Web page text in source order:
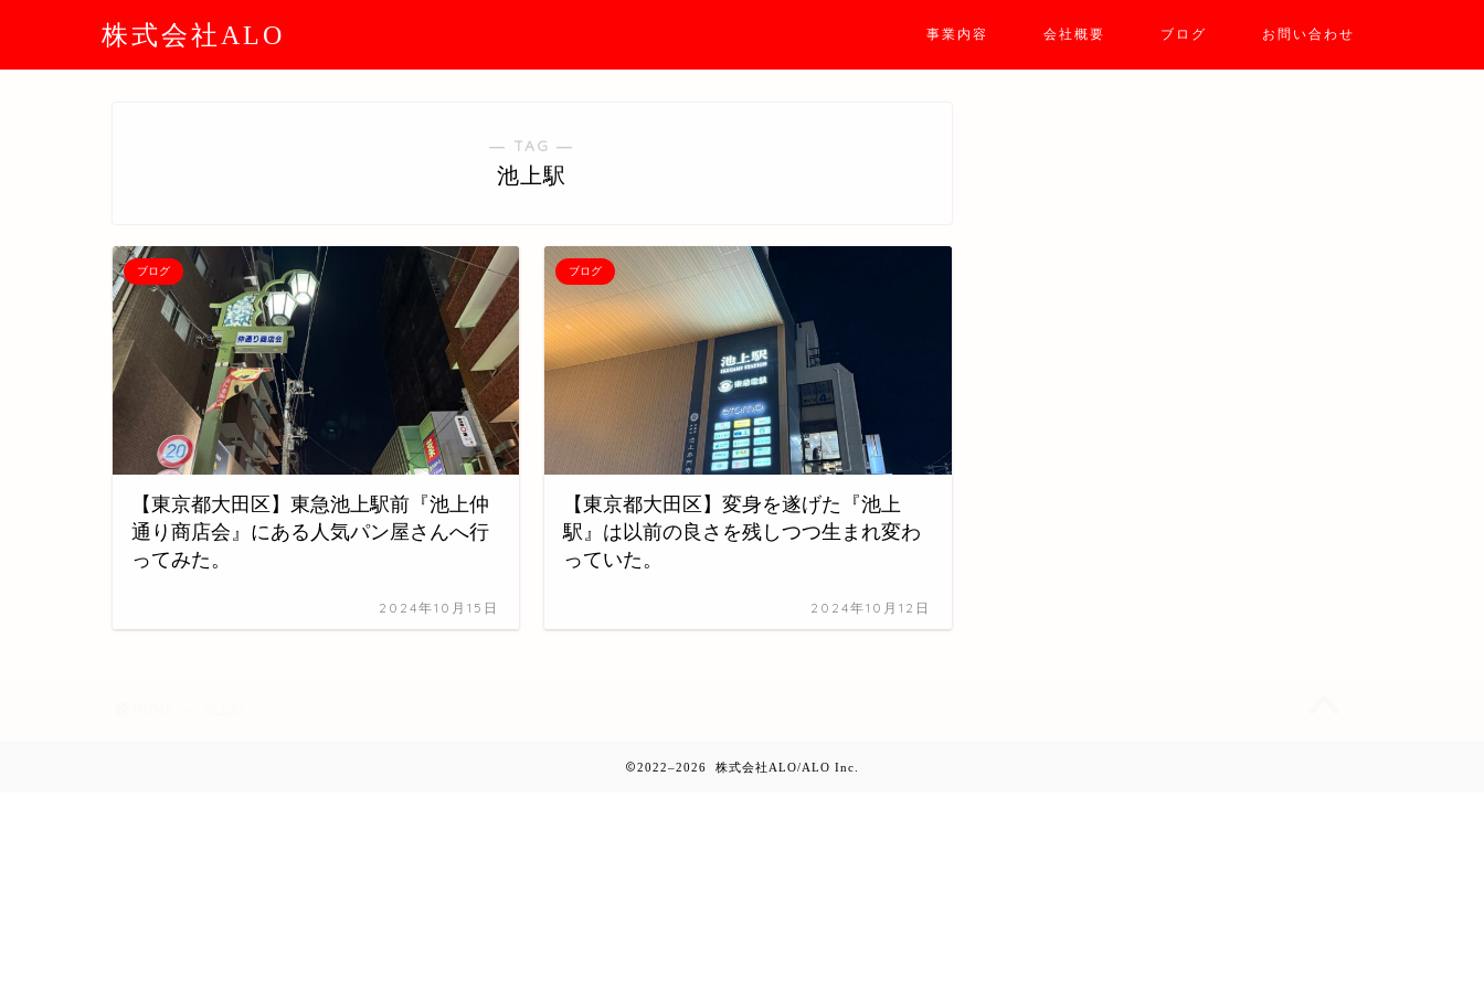
株式会社ALO 事業内容 会社概要 ブログ お問い合わせ
― TAG ―
池上駅
ブログ
【東京都大田区】東急池上駅前『池上仲
通り商店会』にある人気パン屋さんへ行
ってみた。
2024年10月15日
ブログ
【東京都大田区】変身を遂げた『池上
駅』は以前の良さを残しつつ生まれ変わ
っていた。
2024年10月12日
2022–2026 株式会社ALO/ALO Inc.